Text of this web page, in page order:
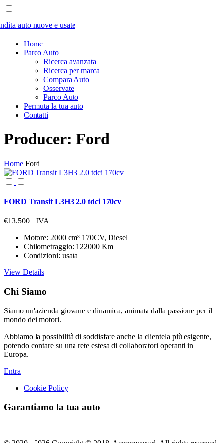
Home
Parco Auto
Ricerca avanzata
Ricerca per marca
Compara Auto
Osservate
Parco Auto
Permuta la tua auto
Contatti
Producer: Ford
Home Ford
FORD Transit L3H3 2.0 tdci 170cv
€13.500 +IVA
Motore: 2000 cm³ 170CV, Diesel
Chilometraggio: 122000 Km
Condizioni: usata
View Details
Chi Siamo
Siamo un'azienda giovane e dinamica, animata dalla passione per il
mondo dei motori.
Abbiamo la possibilità di soddisfare anche la clientela più esigente,
potendo contare su una rete estesa di collaboratori operanti in
Europa.
Entra
Cookie Policy
Garantiamo la tua auto